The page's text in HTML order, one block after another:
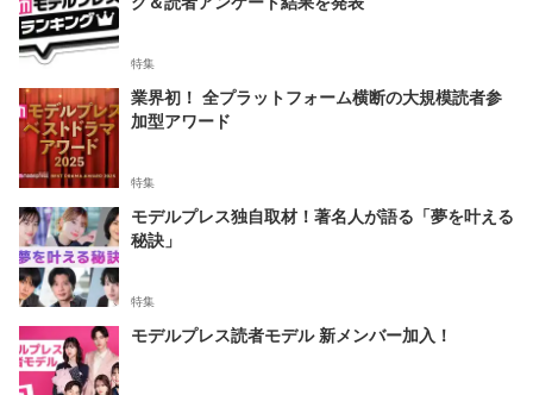
特集
業界初！ 全プラットフォーム横断の大規模読者参
加型アワード
特集
モデルプレス独自取材！著名人が語る「夢を叶える
秘訣」
特集
モデルプレス読者モデル 新メンバー加入！